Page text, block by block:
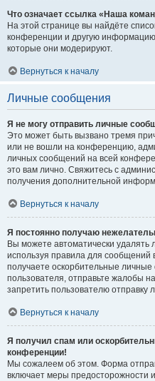
Что означает ссылка «Наша
На этой странице вы найдёте
конференции и другую
которые они модерируют.
Вернуться к началу
Личные сообщения
Я не могу отправить личные
Это может быть вызвано тремя
или не вошли на конференцию,
личных сообщений на всей
это вам лично. Свяжитесь с
получения дополнительной
Вернуться к началу
Я постоянно получаю
Вы можете автоматически
используя правила для
получаете оскорбительные личные
пользователя, отправьте жалобы
запретить пользователю отправку
Вернуться к началу
Я получил спам или
конференции!
Мы сожалеем об этом. Форма
включает меры предосторожности